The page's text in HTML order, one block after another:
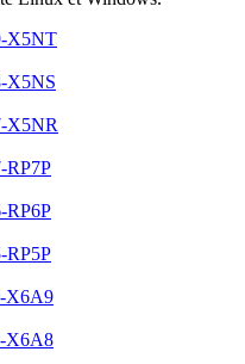
X5NT
X6A9
X6A8